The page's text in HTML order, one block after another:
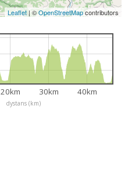
Leaflet|©OpenStreetMapcontributors
dystans (km)
20km 30km 40km